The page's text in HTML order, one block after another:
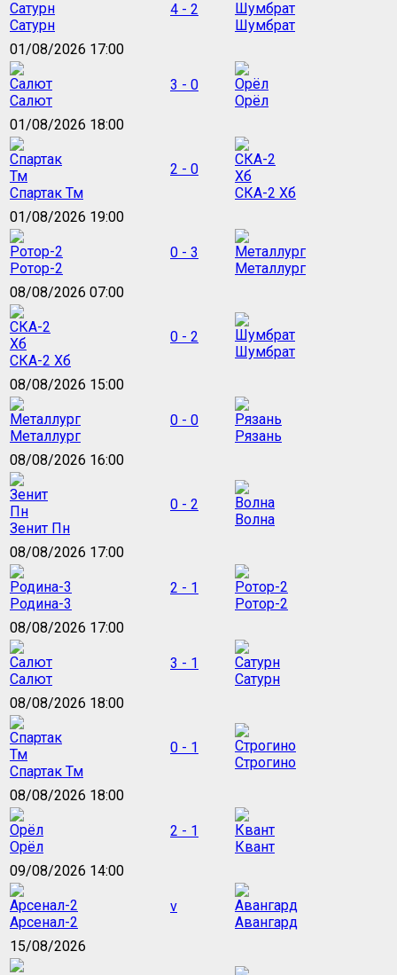
Сатурн
4 - 2
Шумбрат
01/08/2026 17:00
Салют
3 - 0
Орёл
01/08/2026 18:00
Спартак Тм
2 - 0
СКА-2 Хб
01/08/2026 19:00
Ротор-2
0 - 3
Металлург
08/08/2026 07:00
СКА-2 Хб
0 - 2
Шумбрат
08/08/2026 15:00
Металлург
0 - 0
Рязань
08/08/2026 16:00
Зенит Пн
0 - 2
Волна
08/08/2026 17:00
Родина-3
2 - 1
Ротор-2
08/08/2026 17:00
Салют
3 - 1
Сатурн
08/08/2026 18:00
Спартак Тм
0 - 1
Строгино
08/08/2026 18:00
Орёл
2 - 1
Квант
09/08/2026 14:00
Арсенал-2
v
Авангард
15/08/2026